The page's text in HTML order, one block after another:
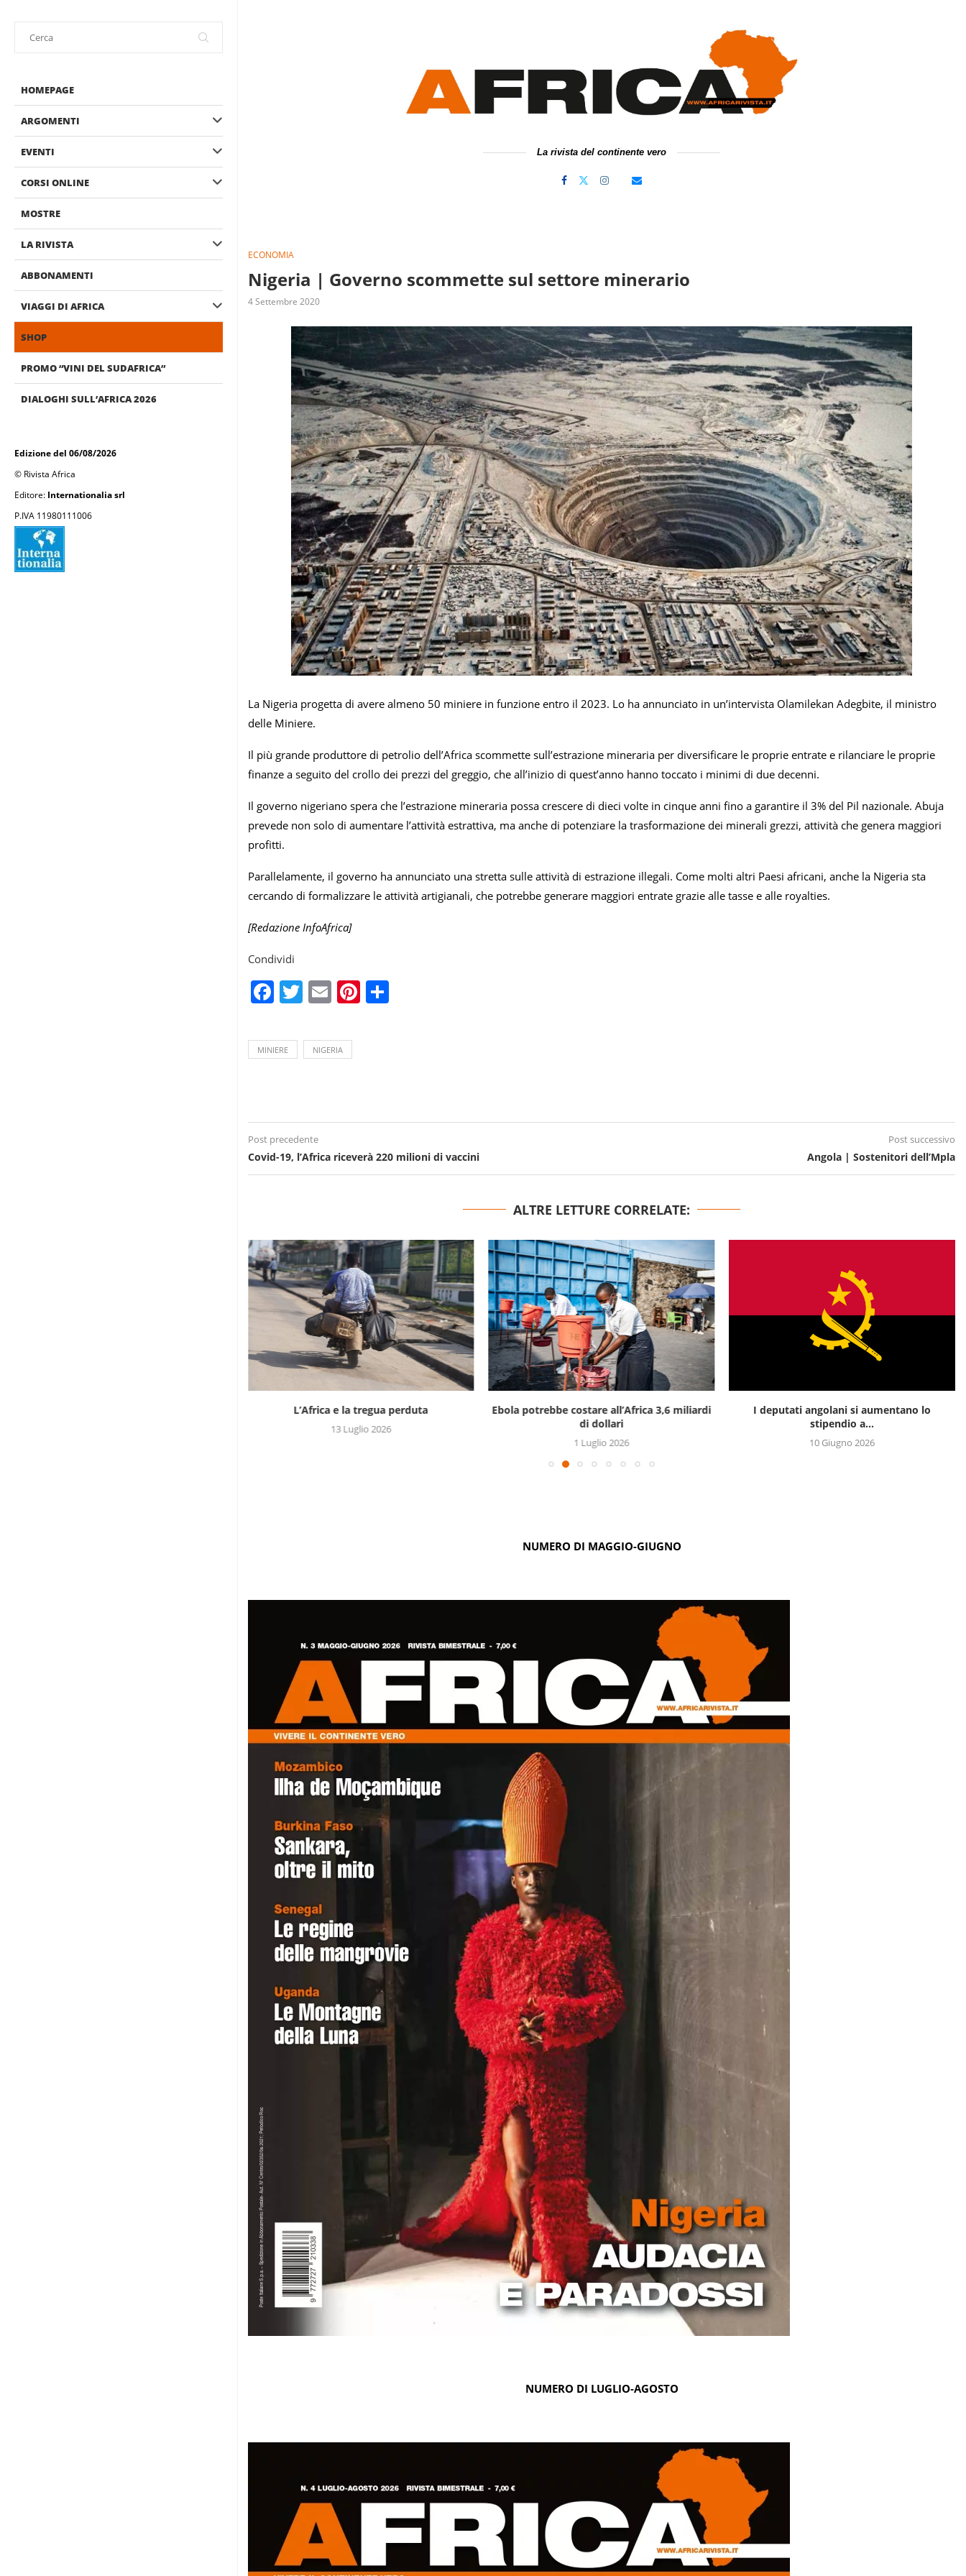
HOMEPAGE
ARGOMENTI
EVENTI
CORSI ONLINE
MOSTRE
LA RIVISTA
ABBONAMENTI
VIAGGI DI AFRICA
SHOP
PROMO “VINI DEL SUDAFRICA”
DIALOGHI SULL’AFRICA 2026
Edizione del 06/08/2026
© Rivista Africa
Editore: Internationalia srl
P.IVA 11980111006
La rivista del continente vero
ECONOMIA
Nigeria | Governo scommette sul settore minerario
4 Settembre 2020
La Nigeria progetta di avere almeno 50 miniere in funzione entro il 2023. Lo ha annunciato in un’intervista Olamilekan Adegbite, il ministro
delle Miniere.
Il più grande produttore di petrolio dell’Africa scommette sull’estrazione mineraria per diversificare le proprie entrate e rilanciare le proprie
finanze a seguito del crollo dei prezzi del greggio, che all’inizio di quest’anno hanno toccato i minimi di due decenni.
Il governo nigeriano spera che l’estrazione mineraria possa crescere di dieci volte in cinque anni fino a garantire il 3% del Pil nazionale. Abuja
prevede non solo di aumentare l’attività estrattiva, ma anche di potenziare la trasformazione dei minerali grezzi, attività che genera maggiori
profitti.
Parallelamente, il governo ha annunciato una stretta sulle attività di estrazione illegali. Come molti altri Paesi africani, anche la Nigeria sta
cercando di formalizzare le attività artigianali, che potrebbe generare maggiori entrate grazie alle tasse e alle royalties.
[Redazione InfoAfrica]
Condividi
Facebook
Twitter
EmailPinterest
MINIERE NIGERIA
Post precedente
Covid-19, l’Africa riceverà 220 milioni di vaccini
Post successivo
Angola | Sostenitori dell’Mpla
ALTRE LETTURE CORRELATE:
L’Africa e la tregua perduta
13 Luglio 2026
Ebola potrebbe costare all’Africa 3,6 miliardi
di dollari
1 Luglio 2026
I deputati angolani si aumentano lo
stipendio a...
10 Giugno 2026
NUMERO DI MAGGIO-GIUGNO
NUMERO DI LUGLIO-AGOSTO